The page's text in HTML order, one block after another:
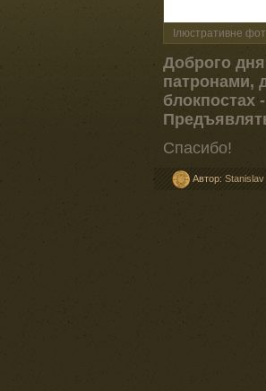
Ілюстративне
Доброго
патронами,
блокпостах
Спасибо!
Автор: